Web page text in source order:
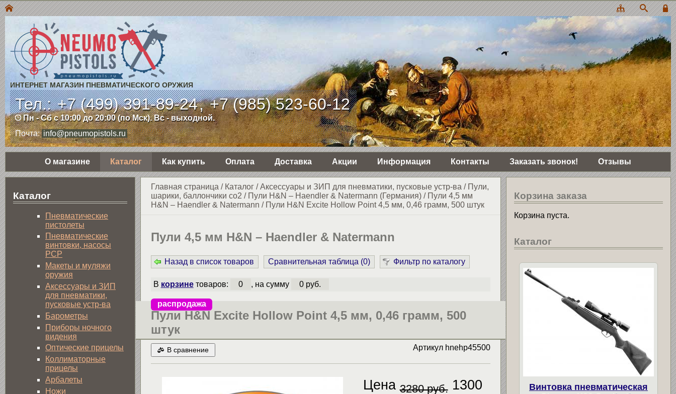
ИНТЕРНЕТ МАГАЗИН ПНЕВМАТИЧЕСКОГО ОРУЖИЯ
Тел.:+7 (499) 391-89-24,+7 (985) 523-60-12
Пн - Сб с 10:00 до 20:00 (по Мск). Вс - выходной.
Почта: info@pneumopistols.ru
О магазине Каталог Как купить Оплата Доставка Акции Информация Контакты Заказать звонок! Отзывы
Главная страница / Каталог/Аксессуары и ЗИП для пневматики, пусковые устр-ва / Пули,
шарики, баллончики со2 / Пули H&N – Haendler & Natermann (Германия)/ Пули 4,5 мм
H&N – Haendler & Natermann / Пули H&N Excite Hollow Point 4,5 мм, 0,46 грамм, 500 штук
Пули 4,5 мм H&N – Haendler & Natermann
Назад в список товаров Сравнительная таблица (0) Фильтр по каталогу
В корзинетоваров: 0 , на сумму 0 руб.
распродажа
Пули H&N Excite Hollow Point 4,5 мм, 0,46 грамм, 500
штук
В сравнение Артикул hnehp45500
Цена 3280 руб. 1300
Каталог
Пнев­ма­ти­чес­кие
пистолеты
Пневматические
винтовки, насосы
PCP
Макеты и муляжи
оружия
Аксессуары и ЗИП
для пневматики,
пусковые устр-ва
Барометры
Приборы ночного
видения
Оптические прицелы
Коллиматорные
прицелы
Арбалеты
Ножи
Корзина заказа
Корзина пуста.
Каталог
Винтовка пневматическая